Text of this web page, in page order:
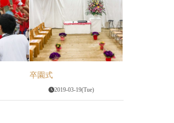
卒園式
2019-03-19(Tue)